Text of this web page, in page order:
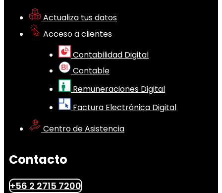
Actualiza tus datos
Acceso a clientes
Contabilidad Digital
Contable
Remuneraciones Digital
Factura Electrónica Digital
Centro de Asistencia
Contacto
+56 2 2715 7200